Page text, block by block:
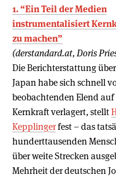
1. “Ein Teil der Medien
instrumentalisiert
zu machen”
(derstandard.at, Doris
Die Berichterstattung
Japan habe sich schnell
beobachtenden Elend
Kernkraft verlagert, stellt
Kepplingerfest – das
hunderttausenden
über weite Strecken
Mehrheit der deutschen